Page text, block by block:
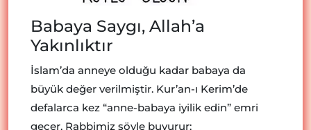
Babaya Saygı, Allah’a
Yakınlıktır
İslam’da anneye olduğu kadar babaya da
büyük değer verilmiştir. Kur’an-ı Kerim’de
defalarca kez “anne-babaya iyilik edin” emri
geçer. Rabbimiz şöyle buyurur: